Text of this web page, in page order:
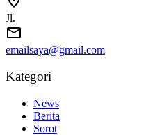
Jl.
emailsaya@gmail.com
Kategori
News
Berita
Sorot